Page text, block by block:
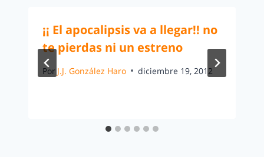
¡¡ El apocalipsis va a llegar!! no
te pierdas ni un estreno
Por J.J. González Haro diciembre 19, 2012